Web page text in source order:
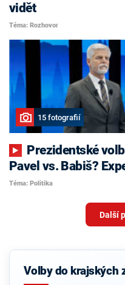
vidět
Téma: Rozhovor
15 fotografií
Pavel vs. Babiš?
Téma: Politika
Další
Volby do krajských